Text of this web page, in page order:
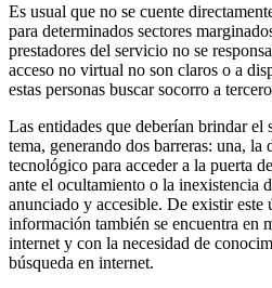
Es usual que no se cuente
para determinados sectores
prestadores del servicio no se
acceso no virtual no son claros o a
estas personas buscar socorro a
Las entidades que deberían brindar el
tema, generando dos barreras: una, la
tecnológico para acceder a la puerta
ante el ocultamiento o la inexistencia
anunciado y accesible. De existir
información también se encuentra en
internet y con la necesidad de
búsqueda en internet.